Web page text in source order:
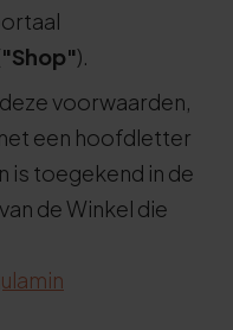
"Shop").
voorwaarden,
een hoofdletter
is toegekend in de
de Winkel die